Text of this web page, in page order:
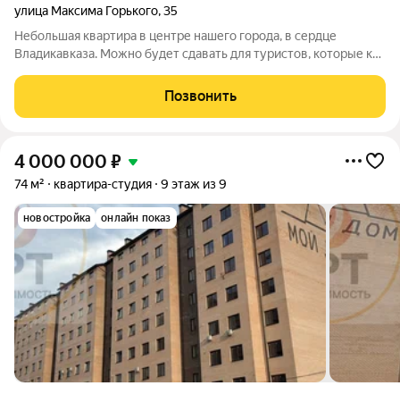
улица Максима Горького,35
Небольшая квартира в центре нашего города, в сердце
Владикавказа. Можно будет сдавать для туристов, которые как
требует финансовых вложений, но ценник тоже
соответствует. Арт. 137128204
Позвонить
4 000 000 ₽
74 м² квартира-студия 9 этаж из 9
новостройка онлайн показ